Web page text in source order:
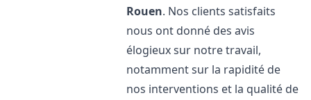
Rouen. Nos clients satisfaits
nous ont donné des avis
élogieux sur notre travail,
notamment sur la rapidité de
nos interventions et la qualité de